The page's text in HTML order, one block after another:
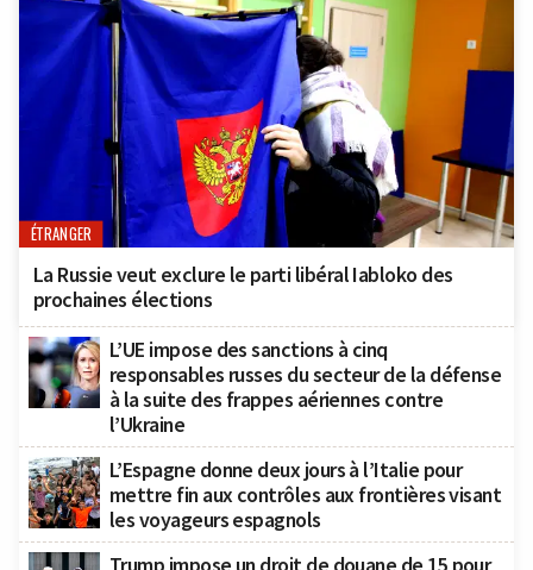
ÉTRANGER
La Russie veut exclure le parti libéral Iabloko des
prochaines élections
L’UE impose des sanctions à cinq
responsables russes du secteur de la défense
à la suite des frappes aériennes contre
l’Ukraine
L’Espagne donne deux jours à l’Italie pour
mettre fin aux contrôles aux frontières visant
les voyageurs espagnols